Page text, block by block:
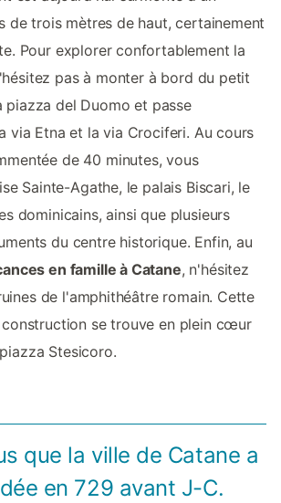
de trois mètres de haut, certainement
Pour explorer confortablement la
pas à monter à bord du petit
piazza del Duomo et passe
via Etna et la via Crociferi. Au cours
de 40 minutes, vous
Sainte-Agathe, le palais Biscari, le
dominicains, ainsi que plusieurs
du centre historique. Enfin, au
en famille à Catane, n'hésitez
de l'amphithéâtre romain. Cette
construction se trouve en plein cœur
Stesicoro.
que la ville de Catane a
en 729 avant J-C.